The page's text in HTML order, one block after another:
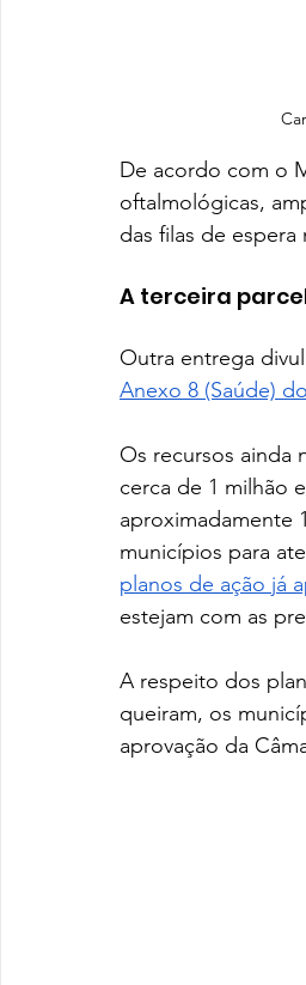
De acordo com o
oftalmológicas,
das filas de espera
A terceira
Outra entrega
Anexo 8 (Saúde)
Os recursos ainda
cerca de 1 milhão
aproximadamente
municípios para
planos de ação já
estejam com as
A respeito dos
queiram, os
aprovação da